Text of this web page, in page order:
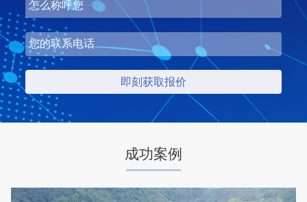
成功案例
湖北省梦皓矿业时产2000吨砂石骨料生产线
项目坐标
湖北省荆州市
设计产能
时产2000吨
项目业主
梦皓矿业
生产原料
石灰岩
咨询该项目执行经理